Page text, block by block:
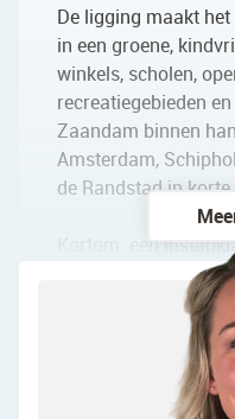
De ligging maakt
in een groene,
winkels, scholen,
recreatiegebieden
Zaandam binnen
Amsterdam,
de Randstad in korte
Kortom: een
fantastische locatie
duurzaamheid
en ervaar zelf
We nemen je mee: